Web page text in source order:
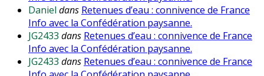
Daniel dans Retenues d’eau : connivence de France
Info avec la Confédération paysanne.
JG2433 dans Retenues d’eau : connivence de France
Info avec la Confédération paysanne.
JG2433 dans Retenues d’eau : connivence de France